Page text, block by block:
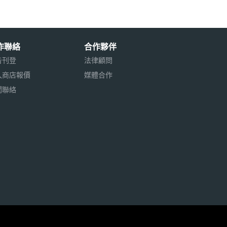
聯絡
刊登
商店報價
聯絡
合作夥伴
法律顧問
媒體合作